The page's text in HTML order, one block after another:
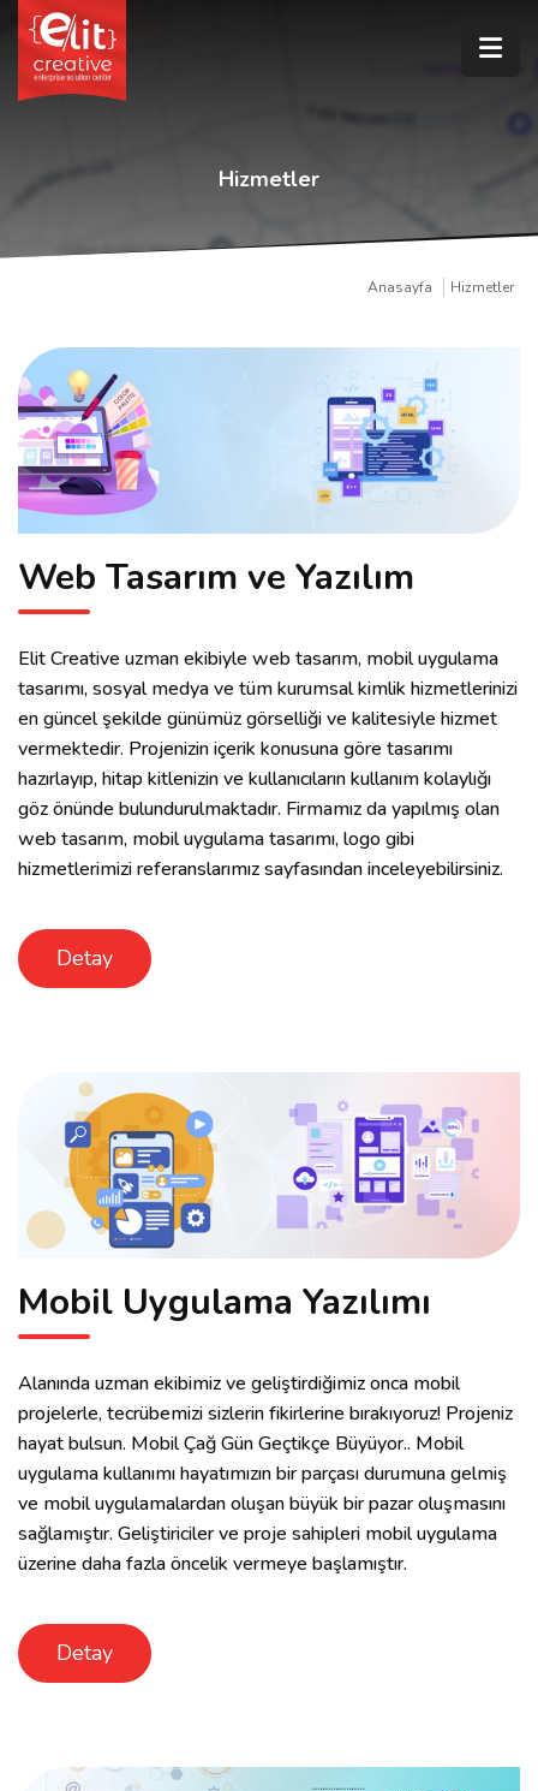
Hizmetler
Anasayfa Hizmetler
Web Tasarım ve Yazılım
Elit Creative uzman ekibiyle web tasarım, mobil uygulama
tasarımı, sosyal medya ve tüm kurumsal kimlik hizmetlerinizi
en güncel şekilde günümüz görselliği ve kalitesiyle hizmet
vermektedir. Projenizin içerik konusuna göre tasarımı
hazırlayıp, hitap kitlenizin ve kullanıcıların kullanım kolaylığı
göz önünde bulundurulmaktadır. Firmamız da yapılmış olan
web tasarım, mobil uygulama tasarımı, logo gibi
hizmetlerimizi referanslarımız sayfasından inceleyebilirsiniz.
Detay
Mobil Uygulama Yazılımı
Alanında uzman ekibimiz ve geliştirdiğimiz onca mobil
projelerle, tecrübemizi sizlerin fikirlerine bırakıyoruz! Projeniz
hayat bulsun. Mobil Çağ Gün Geçtikçe Büyüyor.. Mobil
uygulama kullanımı hayatımızın bir parçası durumuna gelmiş
ve mobil uygulamalardan oluşan büyük bir pazar oluşmasını
sağlamıştır. Geliştiriciler ve proje sahipleri mobil uygulama
üzerine daha fazla öncelik vermeye başlamıştır.
Detay